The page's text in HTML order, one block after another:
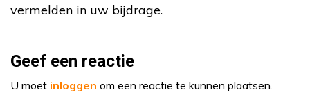
vermelden in uw bijdrage.
Geef een reactie
U moet inloggen om een reactie te kunnen plaatsen.